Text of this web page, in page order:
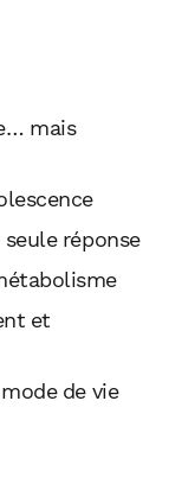
mais
réponse
et
de vie